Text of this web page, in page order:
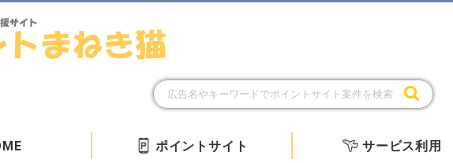
ポイントサイト サービス利用